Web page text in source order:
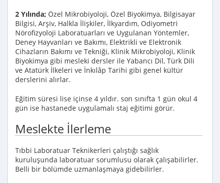
2 Yılında; Özel Mikrobiyoloji, Özel Biyokimya, Bilgisayar
Bilgisi, Arşiv, Halkla İlişkiler, İlkyardım, Odiyometri
Nörofizyoloji Laboratuarları ve Uygulanan Yöntemler,
Deney Hayvanları ve Bakımı, Elektrikli ve Elektronik
Cihazların Bakımı ve Tekniği, Klinik Mikrobiyoloji, Klinik
Biyokimya gibi mesleki dersler ile Yabancı Dil, Türk Dili
ve Atatürk İlkeleri ve İnkılâp Tarihi gibi genel kültür
derslerini alırlar.
Eğitim süresi lise içinse 4 yıldır. son sınıfta 1 gün okul 4
gün ise hastanede uygulamalı staj eğitimi görür.
Meslekte İlerleme
Tıbbi Laboratuar Teknikerleri çalıştığı sağlık
kuruluşunda laboratuar sorumlusu olarak çalışabilirler.
Belli bir bölümde uzmanlaşmaya gidebilirler.